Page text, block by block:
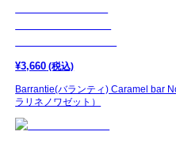
¥3,660 (税込)
Barrantie(バランティ) Caramel bar
ラリネノワゼット）